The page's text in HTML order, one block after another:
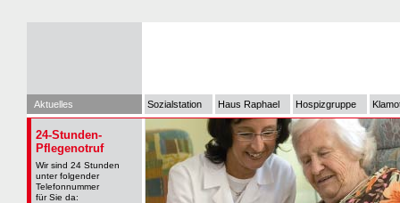
Aktuelles Sozialstation Haus Raphael Hospizgruppe
24-Stunden-
Pflegenotruf
Wir sind 24 Stunden
unter folgender
Telefonnummer
für Sie da: